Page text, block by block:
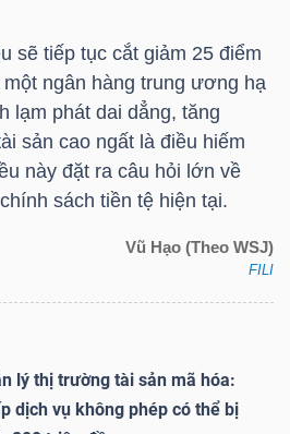
sẽ tiếp tục cắt giảm 25 điểm
ngân hàng trung ương hạ
lạm phát dai dẳng, tăng
sản cao ngất là điều hiếm
này đặt ra câu hỏi lớn về
sách tiền tệ hiện tại.
Vũ Hạo (Theo WSJ)
FILI
lý thị trường tài sản mã hóa:
dịch vụ không phép có thể bị